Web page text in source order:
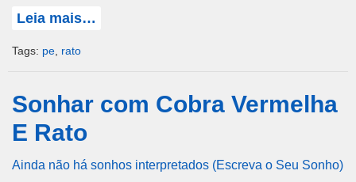
Leia mais…
Tags: pe rato
Sonhar com Cobra Vermelha
E Rato
Ainda não há sonhos interpretados (Escreva o Seu Sonho)